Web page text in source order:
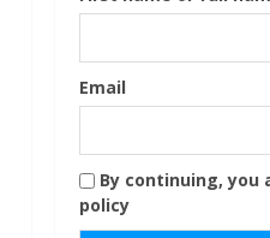
Email
By continuing, you
policy